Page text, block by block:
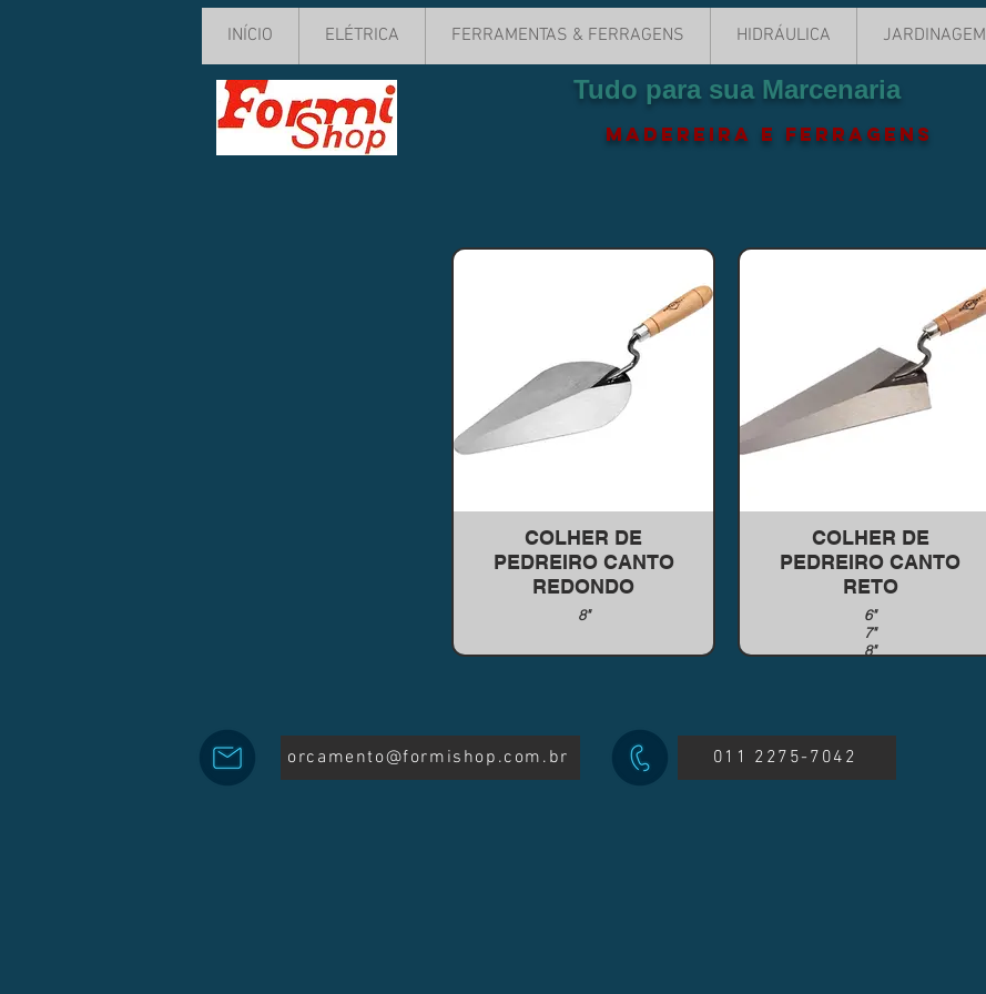
INÍCIO ELÉTRICA FERRAMENTAS & FERRAGENS HIDRÁULICA JARDINAGEM
Tudo para sua Marcenaria
MADEREIRA e ferragens
COLHER DE
PEDREIRO CANTO
REDONDO
8"
COLHER DE
PEDREIRO CANTO
RETO
6"
7"
8"
orcamento@formishop.com.br 011 2275-7042